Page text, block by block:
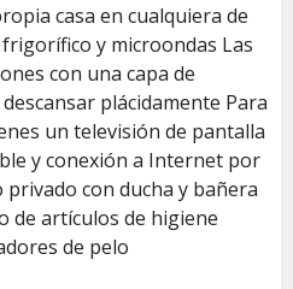
casa en cualquiera de
y microondas Las
con una capa de
plácidamente Para
un televisión de pantalla
y conexión a Internet por
con ducha y bañera
de artículos de higiene
de pelo